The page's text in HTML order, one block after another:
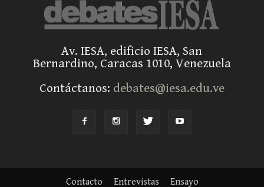
Av. IESA, edificio IESA, San
Bernardino, Caracas 1010, Venezuela
Contáctanos: debates@iesa.edu.ve
Contacto Entrevistas Ensayo